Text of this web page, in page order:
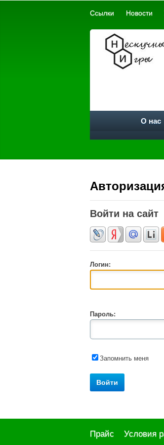
Ссылки Новости
О нас
Войти на сайт
Логин:
Пароль:
Запомнить меня
Прайс Условия